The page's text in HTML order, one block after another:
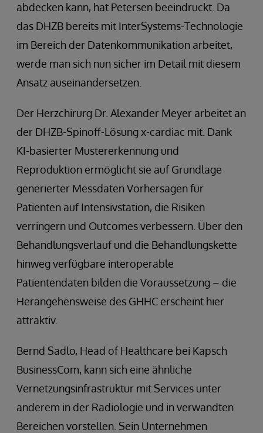
abdecken kann, hat Petersen beeindruckt. Da
das DHZB bereits mit InterSystems-Technologie
im Bereich der Datenkommunikation arbeitet,
werde man sich nun sicher im Detail mit diesem
Ansatz auseinandersetzen.
Der Herzchirurg Dr. Alexander Meyer arbeitet an
der DHZB-Spinoff-Lösung x-cardiac mit. Dank
KI-basierter Mustererkennung und
Reproduktion ermöglicht sie auf Grundlage
generierter Messdaten Vorhersagen für
Patienten auf Intensivstation, die Risiken
verringern und Outcomes verbessern. Über den
Behandlungsverlauf und die Behandlungskette
hinweg verfügbare interoperable
Patientendaten bilden die Voraussetzung – die
Herangehensweise des GHHC erscheint hier
attraktiv.
Bernd Sadlo, Head of Healthcare bei Kapsch
BusinessCom, kann sich eine ähnliche
Vernetzungsinfrastruktur mit Services unter
anderem in der Radiologie und in verwandten
Bereichen vorstellen. Sein Unternehmen